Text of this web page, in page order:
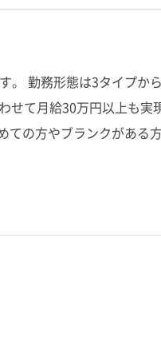
。 勤務形態は3タイプか
せて月給30万円以上も実
ての方やブランクがある